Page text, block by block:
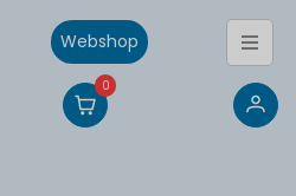
Webshop
0